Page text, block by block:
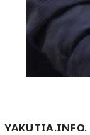
YAKUTIA.INFO.